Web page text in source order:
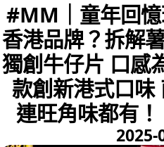
#MM｜童年回
香港品牌？拆解
獨創牛仔片 口感
款創新港式口味
連旺角味都有
2025-